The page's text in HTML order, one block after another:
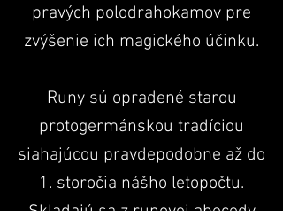
pravých polodrahokamov pre
zvýšenie ich magického účinku.
Runy sú opradené starou
protogermánskou tradíciou
siahajúcou pravdepodobne až do
1. storočia nášho letopočtu.